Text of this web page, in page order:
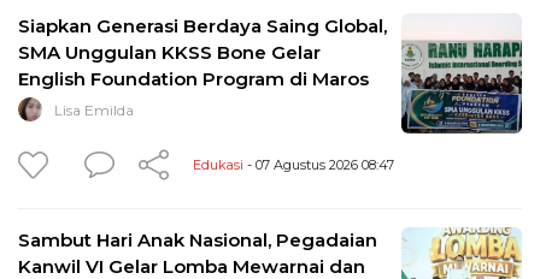
Siapkan Generasi Berdaya Saing Global,
SMA Unggulan KKSS Bone Gelar
English Foundation Program di Maros
Lisa Emilda
Edukasi - 07 Agustus 2026 08:47
Sambut Hari Anak Nasional, Pegadaian
Kanwil VI Gelar Lomba Mewarnai dan